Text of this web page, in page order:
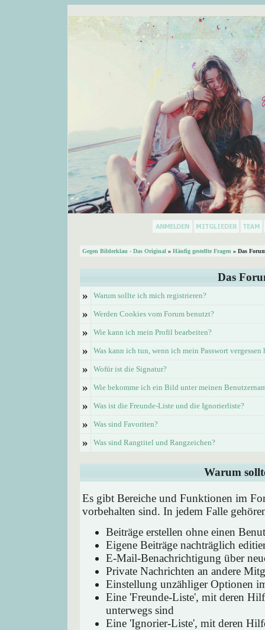
Gegen Bilderklau - Das Original » Häufig gestellte Fragen » Das
Das
»
Warum sollte ich mich registrieren?
» Werden Cookies vom Forum benutzt?
» Wie kann ich mein Profil bearbeiten?
» Was kann ich tun, wenn ich mein Passwort vergessen
» Wofür ist die Signatur?
» Wie bekomme ich ein Bild unter meinen
» Was ist die Freunde-Liste und die Ignorierliste?
» Was sind Favoriten?
» Was sind Rangtitel und Rangzeichen?
Warum
Es gibt Bereiche und Funktionen im
vorbehalten sind. In jedem Falle
Beiträge erstellen ohne einen
Eigene Beiträge nachträglich
E-Mail-Benachrichtigung über
Private Nachrichten an andere
Einstellung unzähliger Optionen
Eine 'Freunde-Liste', mit deren
unterwegs sind
Eine 'Ignorier-Liste', mit deren